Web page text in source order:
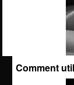
Comment